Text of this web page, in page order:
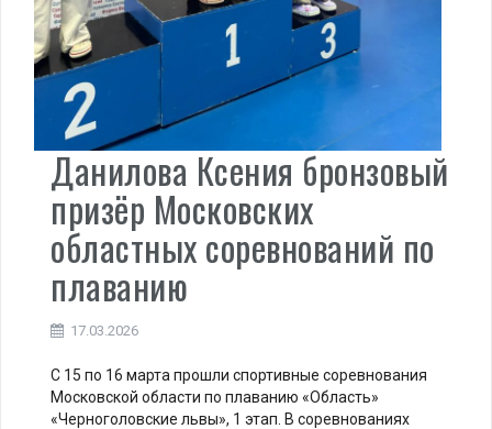
Данилова Ксения бронзовый
призёр Московских
областных соревнований по
плаванию
17.03.2026
С 15 по 16 марта прошли спортивные соревнования
Московской области по плаванию «Область»
«Черноголовские львы», 1 этап. В соревнованиях